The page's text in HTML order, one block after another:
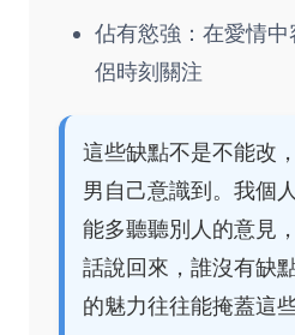
佔有慾強：在愛情
侶時刻關注
這些缺點不是不能改
男自己意識到。我個
能多聽聽別人的意見
話說回來，誰沒有缺
的魅力往往能掩蓋這